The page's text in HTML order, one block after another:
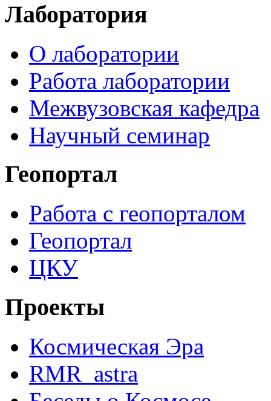
Лаборатория
О лаборатории
Работа лаборатории
Межвузовская кафедра
Научный семинар
Геопортал
Работа с геопорталом
Геопортал
ЦКУ
Проекты
Космическая Эра
RMR_astra